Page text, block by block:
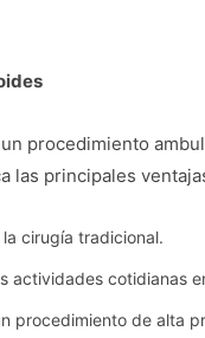
procedimiento
las principales
cirugía tradicional.
actividades cotidianas
procedimiento de alta